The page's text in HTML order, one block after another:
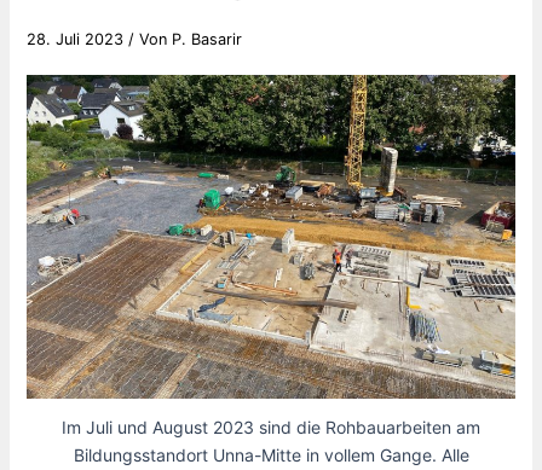
28. Juli 2023 / Von P. Basarir
Im Juli und August 2023 sind die Rohbauarbeiten am
Bildungsstandort Unna-Mitte in vollem Gange. Alle